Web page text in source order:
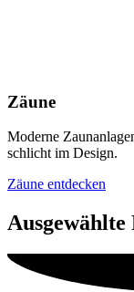
Zäune
Moderne
schlicht im Design.
Zäune entdecken
Ausgewählte